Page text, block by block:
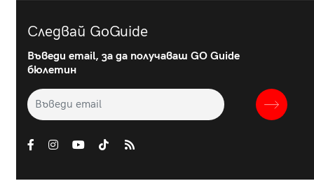
Следвай GoGuide
Въведи email, за да получаваш GO Guide
бюлетин